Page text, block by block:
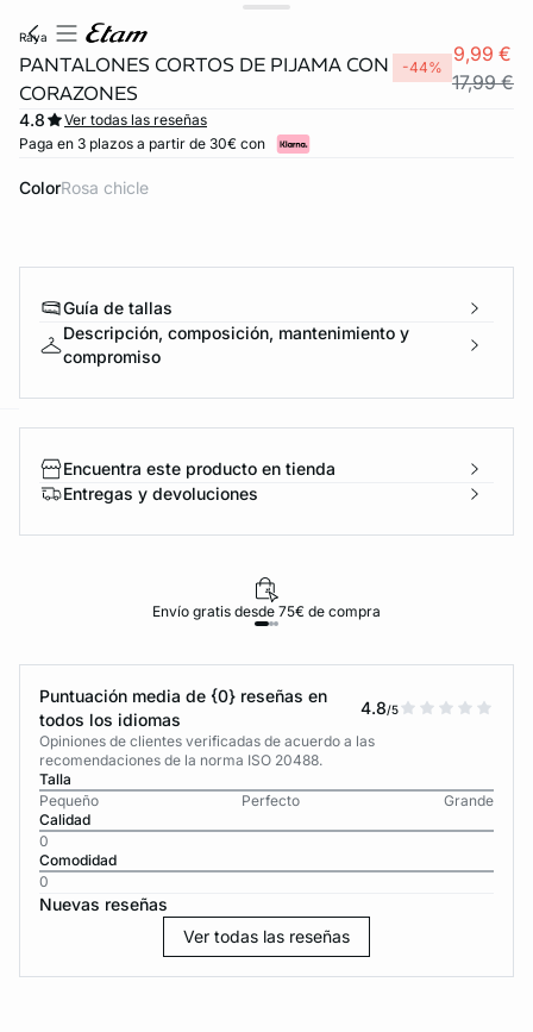
raya
PANTALONES CORTOS DE PIJAMA CON
CORAZONES
-44%
9,99 €
17,99 €
4.8
Ver todas las reseñas
Paga en 3 plazos a partir de 30€ con
Color rosa chicle
Guía de tallas
Descripción, composición, mantenimiento y
compromiso
Encuentra este producto en tienda
Entregas y devoluciones
Envío gratis desde 75€ de compra
Puntuación media de {0} reseñas en
todos los idiomas
4.8/5
Opiniones de clientes verificadas de acuerdo a las
recomendaciones de la norma ISO 20488.
Talla
Pequeño
Perfecto
Grande
Calidad
0
Comodidad
0
Nuevas reseñas
Ver todas las reseñas